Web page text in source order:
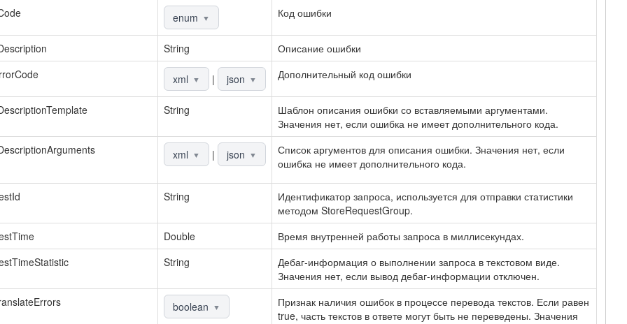
enum ▼ Код ошибки
String
Описание ошибки
xml ▼ | json ▼ Дополнительный код ошибки
String
Шаблон описания ошибки со вставляемыми аргументами.
Значения нет, если ошибка не имеет дополнительного кода.
xml ▼ | json ▼
Список аргументов для описания ошибки. Значения нет, если
ошибка не имеет дополнительного кода.
String
Идентификатор запроса, используется для отправки статистики
методом StoreRequestGroup.
Double
Время внутренней работы запроса в миллисекундах.
String
Дебаг-информация о выполнении запроса в текстовом виде.
Значения нет, если вывод дебаг-информации отключен.
boolean ▼
Признак наличия ошибок в процессе перевода текстов. Если равен
true, часть текстов в ответе могут быть не переведены. Значения